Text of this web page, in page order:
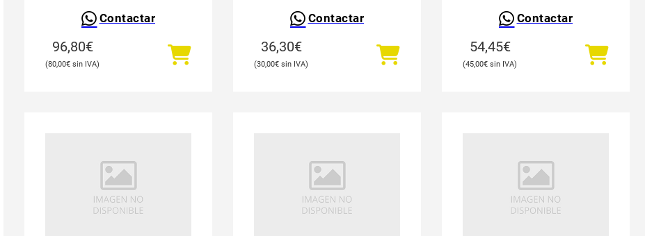
Contactar
96,80€
80,00€
Contactar
36,30€
30,00€
Contactar
54,45€
45,00€